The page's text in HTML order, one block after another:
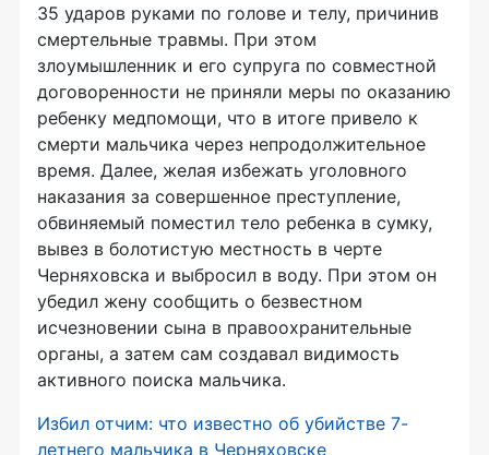
35 ударов руками по голове и телу, причинив
смертельные травмы. При этом
злоумышленник и его супруга по совместной
договоренности не приняли меры по оказанию
ребенку медпомощи, что в итоге привело к
смерти мальчика через непродолжительное
время. Далее, желая избежать уголовного
наказания за совершенное преступление,
обвиняемый поместил тело ребенка в сумку,
вывез в болотистую местность в черте
Черняховска и выбросил в воду. При этом он
убедил жену сообщить о безвестном
исчезновении сына в правоохранительные
органы, а затем сам создавал видимость
активного поиска мальчика.
Избил отчим: что известно об убийстве 7-
летнего мальчика в Черняховске